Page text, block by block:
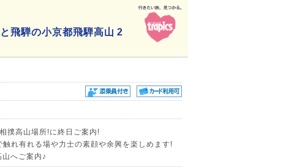
飛騨の小京都飛騨高山 2
撲高山場所!に終日ご案内!
れ有れる場や力士の素顔や余興を楽しめます!
へご案内♪